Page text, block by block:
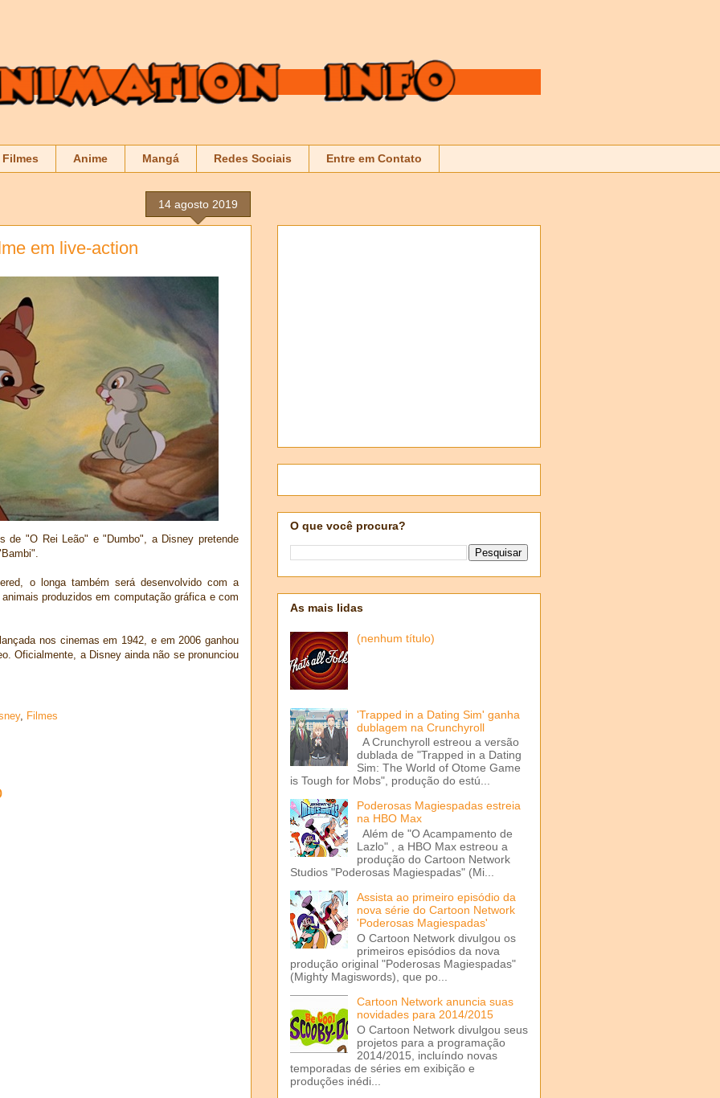
Filmes Anime Mangá Redes Sociais Entre em Contato
14 agosto 2019
em live-action
de "O Rei Leão" e "Dumbo", a Disney pretende
o longa também será desenvolvido com a
produzidos em computação gráfica e com
nos cinemas em 1942, e em 2006 ganhou
Oficialmente, a Disney ainda não se pronunciou
, Filmes
O que você procura?
As mais lidas
(nenhum título)
'Trapped in a Dating Sim' ganha
dublagem na Crunchyroll
A Crunchyroll estreou a versão
dublada de "Trapped in a Dating
Sim: The World of Otome Game
is Tough for Mobs", produção do estú...
Poderosas Magiespadas estreia
na HBO Max
Além de "O Acampamento de
Lazlo" , a HBO Max estreou a
produção do Cartoon Network
Studios "Poderosas Magiespadas" (Mi...
Assista ao primeiro episódio da
nova série do Cartoon Network
'Poderosas Magiespadas'
O Cartoon Network divulgou os
primeiros episódios da nova
produção original "Poderosas Magiespadas"
(Mighty Magiswords), que po...
Cartoon Network anuncia suas
novidades para 2014/2015
O Cartoon Network divulgou seus
projetos para a programação
2014/2015, incluíndo novas
temporadas de séries em exibição e
produções inédi...